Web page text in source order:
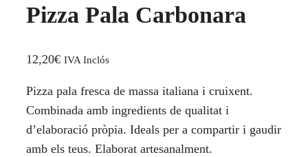
Pizza Pala Carbonara
12,20€ IVA Inclós
Pizza pala fresca de massa italiana i cruixent.
Combinada amb ingredients de qualitat i
d’elaboració pròpia. Ideals per a compartir i gaudir
amb els teus. Elaborat artesanalment.